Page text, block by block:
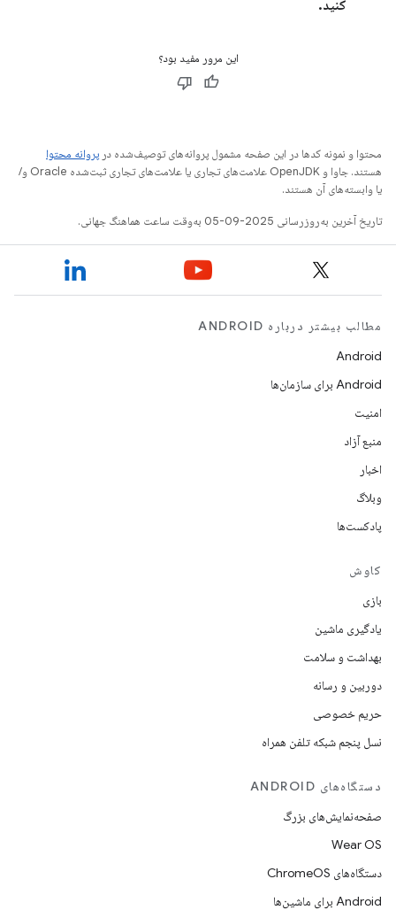
کنید.
این مرور مفید بود؟
محتوا و نمونه کدها در این صفحه مشمول پروانه‌های توصیف‌شده در پروانه محتوا
هستند. جاوا و OpenJDK علامت‌های تجاری یا علامت‌های تجاری ثبت‌شده Oracle و/
یا وابسته‌های آن هستند.
تاریخ آخرین به‌روزرسانی 2025-09-05 به‌وقت ساعت هماهنگ جهانی.
مطالب بیشتر درباره ANDROID
Android
Android برای سازمان‌ها
امنیت
منبع آزاد
اخبار
وبلاگ
پادکست‌ها
کاوش
بازی
یادگیری ماشین
بهداشت و سلامت
دوربین و رسانه
حریم خصوصی
نسل پنجم شبکه تلفن همراه
دستگاه‌های ANDROID
صفحه‌نمایش‌های بزرگ
Wear OS
دستگاه‌های ChromeOS
Android برای ماشین‌ها